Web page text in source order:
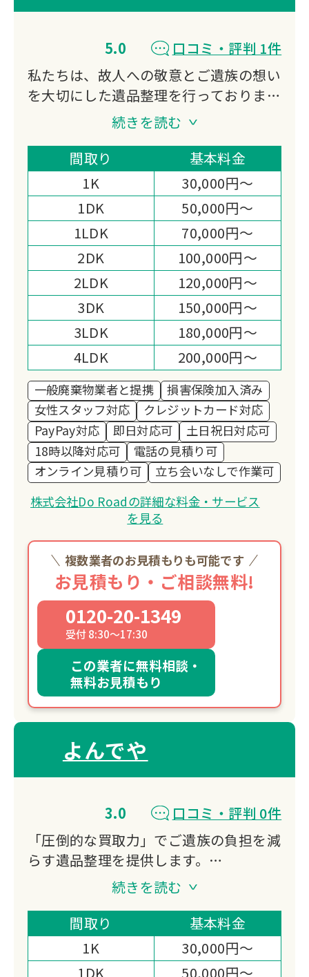
5.0
口コミ・評判 1件
私たちは、故人への敬意とご遺族の想い
を大切にした遺品整理を行っておりま
不用品買取にも対応し、処分費の軽減や
想い出の品の活用もご提案。
迅速かつ丁寧なお見積りと作業まごころ
を込めた対応で、高い満足度をいただい
ております。
心の負担を少しでも軽くできるよう尽力
いたします。
続きを読む
間取り
基本料金
1K
30,000円～
1DK
50,000円～
1LDK
70,000円～
2DK
100,000円～
2LDK
120,000円～
3DK
150,000円～
3LDK
180,000円～
4LDK
200,000円～
一般廃棄物業者と提携
損害保険加入済み
女性スタッフ対応
クレジットカード対応
PayPay対応
即日対応可
土日祝日対応可
18時以降対応可
電話の見積り可
オンライン見積り可
立ち会いなしで作業可
株式会社Do Roadの詳細な料金・サービス
を見る
複数業者のお見積もりも可能です
お見積もり・ご相談無料!
0120-20-1349
受付 8:30～17:30
この業者に無料相談・
無料お見積もり
よんでや
3.0
口コミ・評判 0件
「圧倒的な買取力」でご遺族の負担を減
らす遺品整理を提供します。
弊社は独自の海外輸出ルートを持ち、多
種多様な品の買取が可能です。
他社で値段がつかなかったお品物も価値
を見出し、作業費用から大幅還元いたし
ます。
続きを読む
間取り
基本料金
1K
30,000円～
1DK
50,000円～